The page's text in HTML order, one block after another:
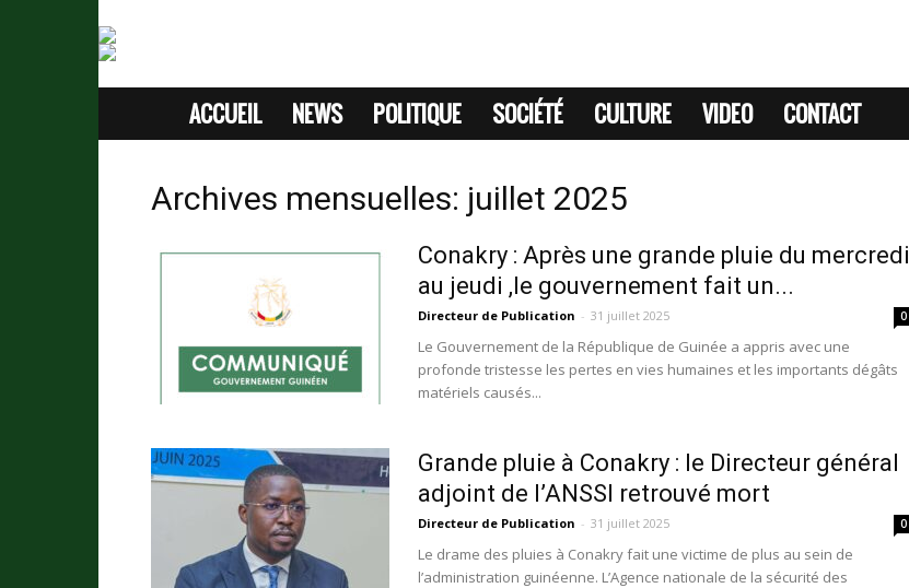
SITE
SANS
ACCUEIL NEWS POLITIQUE SOCIÉTÉ CULTURE VIDEO CONTACT
Archives mensuelles: juillet 2025
Conakry : Après une grande pluie du mercredi
au jeudi ,le gouvernement fait un...
Directeur de Publication - 31 juillet 2025 0
Le Gouvernement de la République de Guinée a appris avec une
profonde tristesse les pertes en vies humaines et les importants dégâts
matériels causés...
Grande pluie à Conakry : le Directeur général
adjoint de l’ANSSI retrouvé mort
Directeur de Publication - 31 juillet 2025 0
Le drame des pluies à Conakry fait une victime de plus au sein de
l’administration guinéenne. L’Agence nationale de la sécurité des